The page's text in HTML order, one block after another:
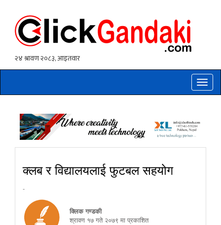
Toggle
क्लब र विद्यालयलाई फुटबल सहयोग
-
क्लिक गण्डकी
श्रावण १७ गते २०७९ मा प्रकाशित